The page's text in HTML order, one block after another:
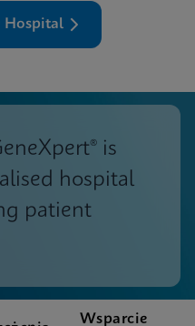
Hospital
is
hospital
patient
Wsparcie